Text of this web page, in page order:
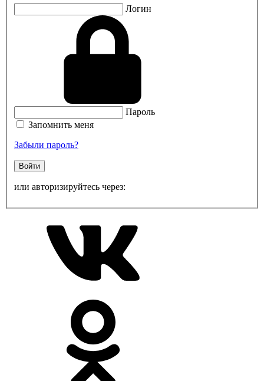
Логин
Пароль
Запомнить меня
Забыли пароль?
Войти
или авторизируйтесь через: